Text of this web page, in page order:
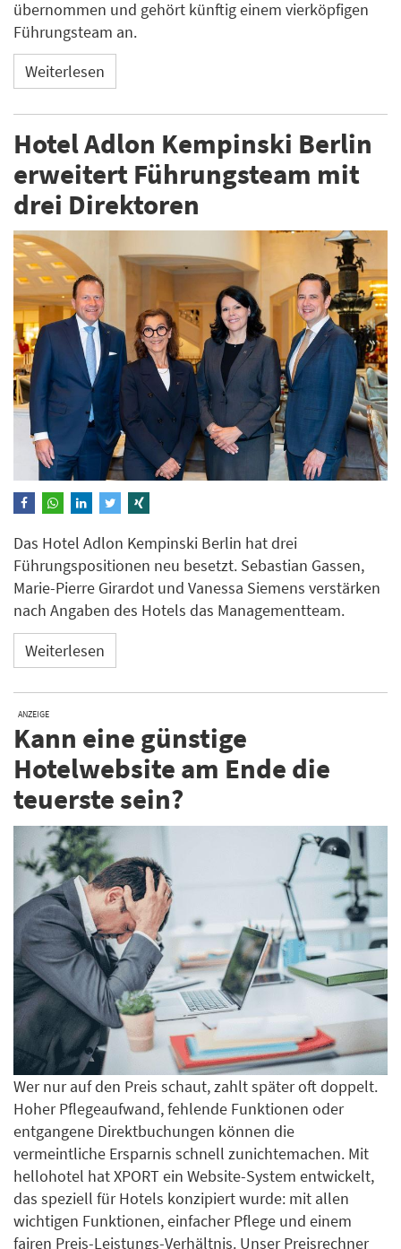
übernommen und gehört künftig einem vierköpfigen
Führungsteam an.
Weiterlesen
Hotel Adlon Kempinski Berlin
erweitert Führungsteam mit
drei Direktoren
Das Hotel Adlon Kempinski Berlin hat drei
Führungspositionen neu besetzt. Sebastian Gassen,
Marie-Pierre Girardot und Vanessa Siemens verstärken
nach Angaben des Hotels das Managementteam.
Weiterlesen
ANZEIGE
Kann eine günstige
Hotelwebsite am Ende die
teuerste sein?
Wer nur auf den Preis schaut, zahlt später oft doppelt.
Hoher Pflegeaufwand, fehlende Funktionen oder
entgangene Direktbuchungen können die
vermeintliche Ersparnis schnell zunichtemachen. Mit
hellohotel hat XPORT ein Website-System entwickelt,
das speziell für Hotels konzipiert wurde: mit allen
wichtigen Funktionen, einfacher Pflege und einem
fairen Preis-Leistungs-Verhältnis. Unser Preisrechner